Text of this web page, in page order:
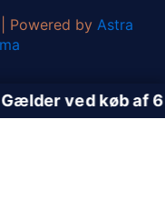
Powered by Astra